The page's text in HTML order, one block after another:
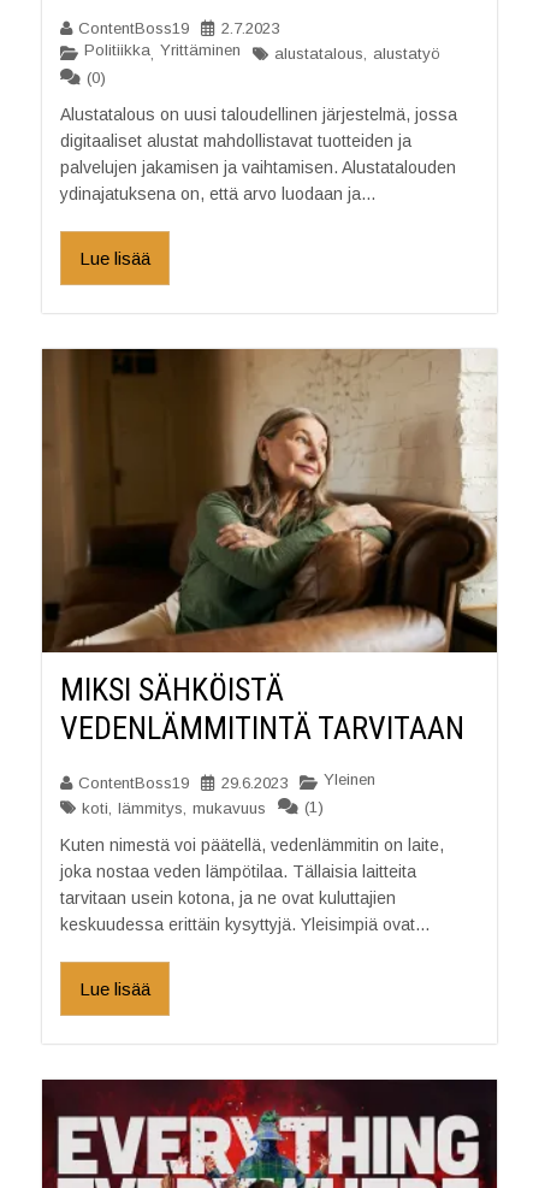
ContentBoss19
2.7.2023
Politiikka Yrittäminen alustatalous, alustatyö
(0)
Alustatalous on uusi taloudellinen järjestelmä, jossa
digitaaliset alustat mahdollistavat tuotteiden ja
palvelujen jakamisen ja vaihtamisen. Alustatalouden
ydinajatuksena on, että arvo luodaan ja...
Lue lisää
MIKSI SÄHKÖISTÄ
VEDENLÄMMITINTÄ TARVITAAN
ContentBoss19 29.6.2023
Yleinen
koti lämmitys mukavuus (1)
Kuten nimestä voi päätellä, vedenlämmitin on laite,
joka nostaa veden lämpötilaa. Tällaisia laitteita
tarvitaan usein kotona, ja ne ovat kuluttajien
keskuudessa erittäin kysyttyjä. Yleisimpiä ovat...
Lue lisää